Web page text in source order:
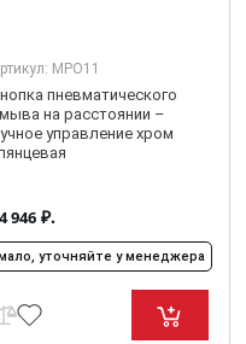
MPO11
пневматического
на расстоянии –
управление хром
946 ₽.
уточняйте у менеджера